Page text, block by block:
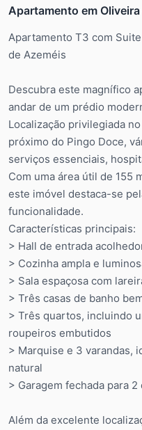
Apartamento em
Apartamento T3 com
de Azeméis
Descubra este magnífico
andar de um prédio
Localização privilegiada
próximo do Pingo Doce,
serviços essenciais,
Com uma área útil de 155
este imóvel destaca-se
funcionalidade.
Características principais:
> Hall de entrada
> Cozinha ampla e
> Sala espaçosa com
> Três casas de banho
> Três quartos, incluindo
roupeiros embutidos
> Marquise e 3 varandas,
natural
> Garagem fechada para
Além da excelente